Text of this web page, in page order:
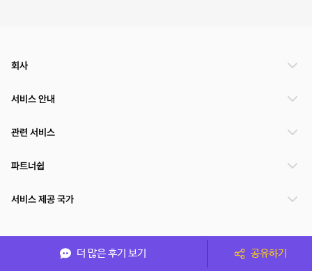
더 많은 후기 보기 공유하기
회사
서비스 안내
관련 서비스
파트너쉽
서비스 제공 국가
(주)NSPACE 사업자정보